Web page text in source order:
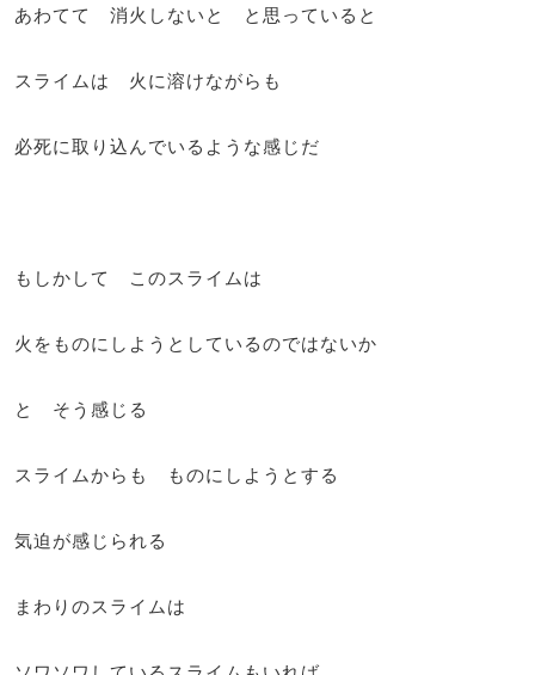
あわてて 消火しないと と思っていると
スライムは 火に溶けながらも
必死に取り込んでいるような感じだ
もしかして このスライムは
火をものにしようとしているのではないか
と そう感じる
スライムからも ものにしようとする
気迫が感じられる
まわりのスライムは